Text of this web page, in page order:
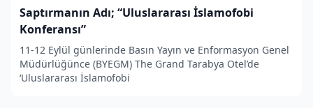
Saptırmanın Adı; “Uluslararası İslamofobi
Konferansı”
11-12 Eylül günlerinde Basın Yayın ve Enformasyon Genel
Müdürlüğünce (BYEGM) The Grand Tarabya Otel’de
‘Uluslararası İslamofobi